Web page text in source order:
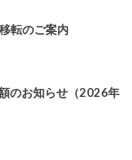
転のご案内
のお知らせ（2026年